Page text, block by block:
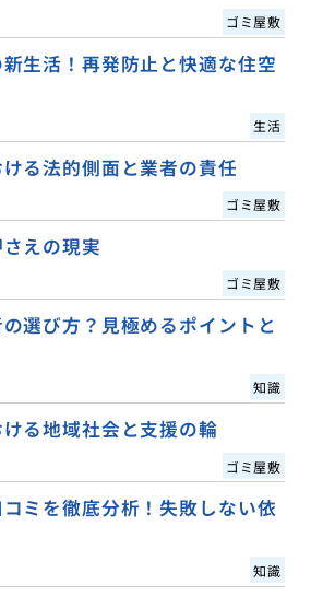
ゴミ屋敷
生活！再発防止と快適な住空
生活
る法的側面と業者の責任
ゴミ屋敷
えの現実
ゴミ屋敷
選び方？見極めるポイントと
知識
る地域社会と支援の輪
ゴミ屋敷
ミを徹底分析！失敗しない依
知識